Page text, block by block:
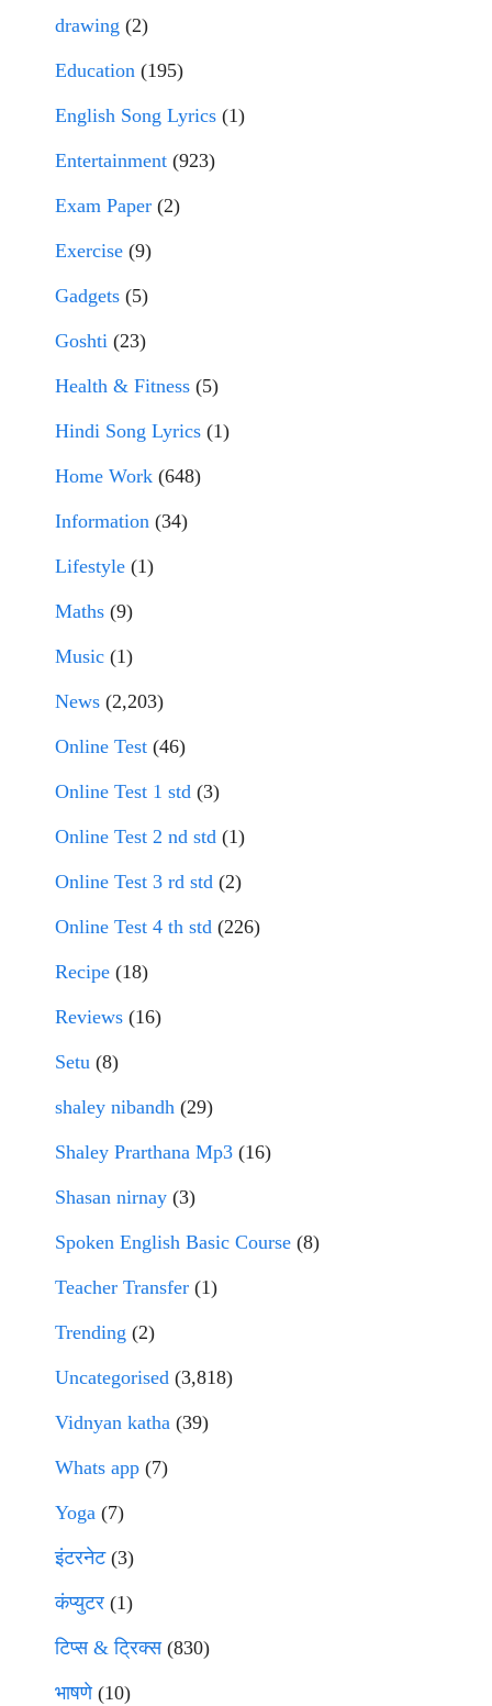
drawing (2)
Education (195)
English Song Lyrics (1)
Entertainment (923)
Exam Paper (2)
Exercise (9)
Gadgets (5)
Goshti (23)
Health & Fitness (5)
Hindi Song Lyrics (1)
Home Work (648)
Information (34)
Lifestyle (1)
Maths (9)
Music (1)
News (2,203)
Online Test (46)
Online Test 1 std (3)
Online Test 2 nd std (1)
Online Test 3 rd std (2)
Online Test 4 th std (226)
Recipe (18)
Reviews (16)
Setu (8)
shaley nibandh (29)
Shaley Prarthana Mp3 (16)
Shasan nirnay (3)
Spoken English Basic Course (8)
Teacher Transfer (1)
Trending (2)
Uncategorised (3,818)
Vidnyan katha (39)
Whats app (7)
Yoga (7)
इंटरनेट(3)
कंप्युटर (1)
टिप्स & ट्रिक्स(830)
भाषणे(10)